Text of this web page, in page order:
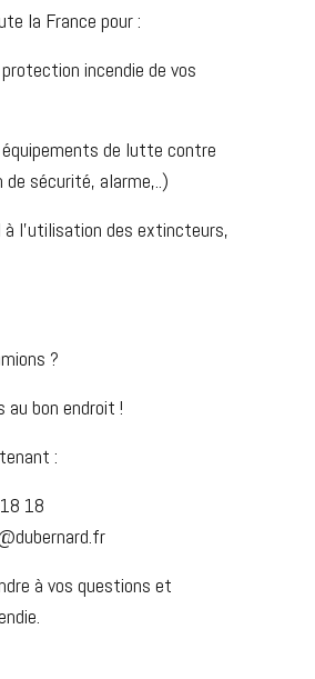
la France pour :
incendie de vos
de lutte contre
de sécurité, alarme,..)
l’utilisation des extincteurs,
?
au bon endroit !
:
18
à vos questions et